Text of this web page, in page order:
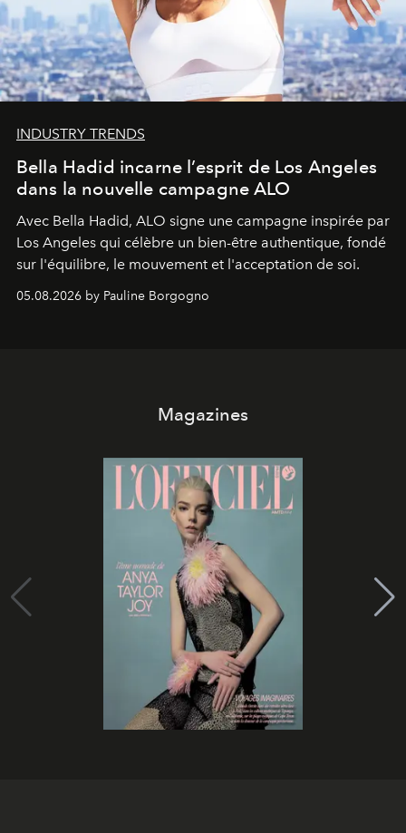
INDUSTRY TRENDS
Bella Hadid incarne l’esprit de Los Angeles
dans la nouvelle campagne ALO
Avec Bella Hadid, ALO signe une campagne inspirée par
Los Angeles qui célèbre un bien-être authentique, fondé
sur l'équilibre, le mouvement et l'acceptation de soi.
05.08.2026 by Pauline Borgogno
Magazines